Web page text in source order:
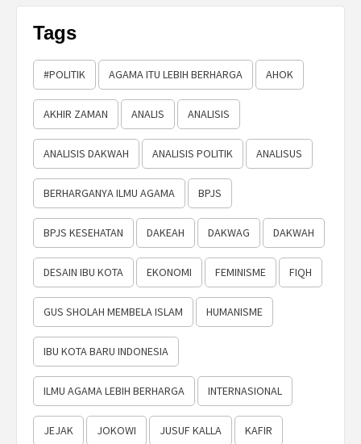
Tags
#POLITIK AGAMA ITU LEBIH BERHARGA AHOK
AKHIR ZAMAN ANALIS ANALISIS
ANALISIS DAKWAH ANALISIS POLITIK ANALISUS
BERHARGANYA ILMU AGAMA BPJS
BPJS KESEHATAN DAKEAH DAKWAG DAKWAH
DESAIN IBU KOTA EKONOMI FEMINISME FIQH
GUS SHOLAH MEMBELA ISLAM HUMANISME
IBU KOTA BARU INDONESIA
ILMU AGAMA LEBIH BERHARGA INTERNASIONAL
JEJAK JOKOWI JUSUF KALLA KAFIR